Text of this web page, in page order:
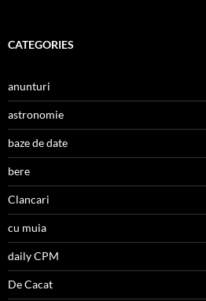
CATEGORIES
anunturi
astronomie
baze de date
bere
Clancari
cu muia
daily CPM
De Cacat